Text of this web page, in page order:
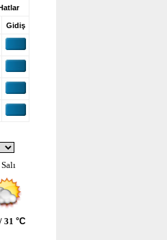
Gidiş
Salı
31 °C